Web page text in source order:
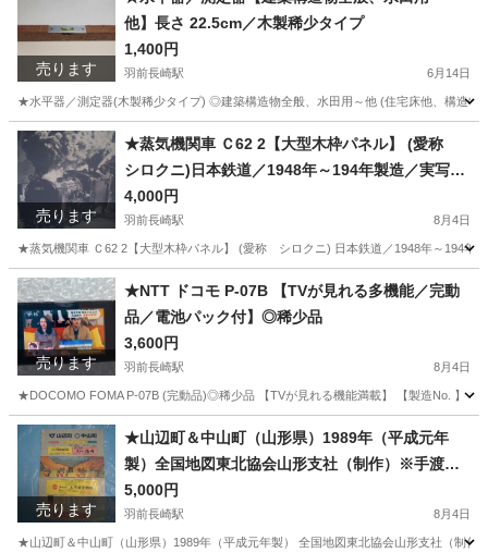
売ります
他】長さ 22.5cm／木製稀少タイプ
1,400円
羽前長崎駅 6月14日
★水平器／測定器(木製稀少タイプ) ◎建築構造物全般、水田用～他 (住宅床他、構造物
山形 東村山郡 羽前長崎駅 測定器
売ります
★蒸気機関車 Ｃ62 2【大型木枠パネル】 (愛称
シロクニ)日本鉄道／1948年～194年製造／実写SL
モノクロ※稀少品
4,000円
羽前長崎駅 8月4日
★蒸気機関車 Ｃ62 2【大型木枠パネル】 (愛称 シロクニ) 日本鉄道／1948年～194年
山形 東村山郡 羽前長崎駅 インテリア雑貨/小物 蒸気機関車
売ります
★NTT ドコモ P-07B 【TVが見れる多機能／完動
品／電池パック付】◎稀少品
3,600円
羽前長崎駅 8月4日
★DOCOMO FOMA P-07B (完動品)◎稀少品 【TVが見れる機能満載】 【製造No. 】
山形 東村山郡 羽前長崎駅 ドコモ DOCOMO
売ります
★山辺町＆中山町（山形県）1989年（平成元年
製）全国地図東北協会山形支社（制作）※手渡し
可能
5,000円
羽前長崎駅 8月4日
★山辺町＆中山町（山形県）1989年（平成元年製） 全国地図東北協会山形支社（制